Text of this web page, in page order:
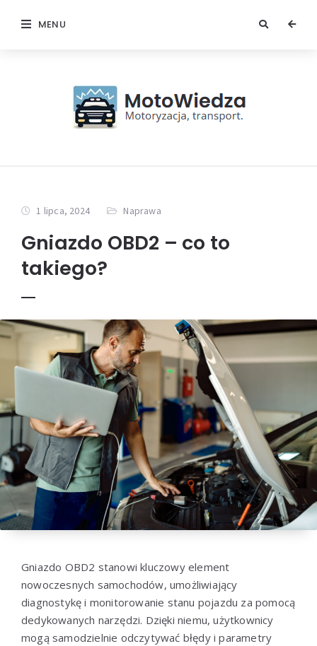
MENU
1 lipca, 2024 Naprawa
Gniazdo OBD2 – co to
takiego?
Gniazdo OBD2 stanowi kluczowy element
nowoczesnych samochodów, umożliwiający
diagnostykę i monitorowanie stanu pojazdu za pomocą
dedykowanych narzędzi. Dzięki niemu, użytkownicy
mogą samodzielnie odczytywać błędy i parametry